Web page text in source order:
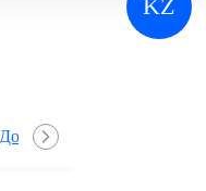
KZ
Доступные датчики